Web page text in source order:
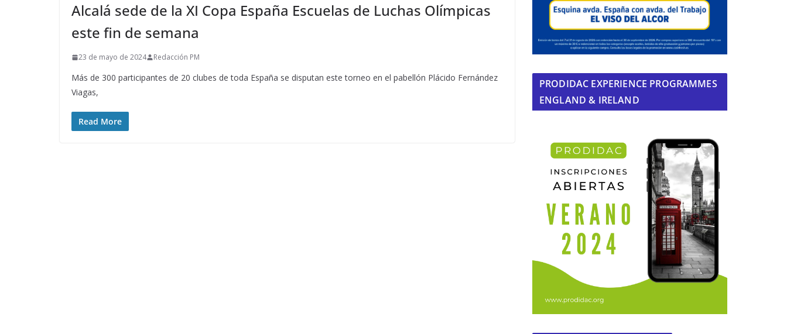
Alcalá sede de la XI Copa España Escuelas de Luchas Olímpicas
este fin de semana
23 de mayo de 2024 Redacción PM
Más de 300 participantes de 20 clubes de toda España se disputan este torneo en el pabellón Plácido Fernández
Viagas,
Read More
PRODIDAC EXPERIENCE PROGRAMMES
ENGLAND & IRELAND